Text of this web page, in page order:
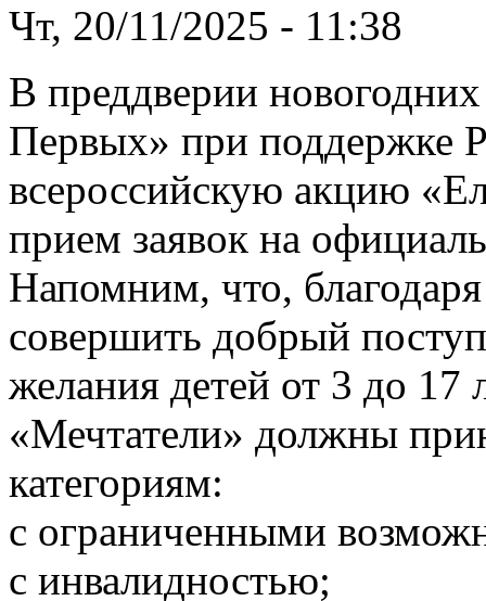
Чт, 20/11/2025 - 11:38
В преддверии
Первых» при поддержке
всероссийскую акцию
прием заявок на
Напомним, что,
совершить добрый
желания детей от 3 до
«Мечтатели» должны
категориям:
с ограниченными
с инвалидностью;